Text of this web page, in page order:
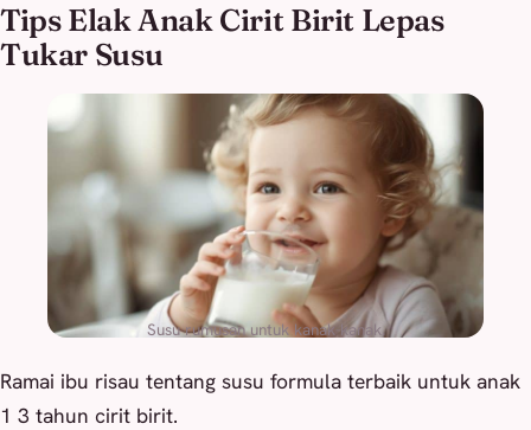
Tips Elak Anak Cirit Birit Lepas
Tukar Susu
Susu rumusan untuk kanak-kanak.
Ramai ibu risau tentang susu formula terbaik untuk anak
1 3 tahun cirit birit.